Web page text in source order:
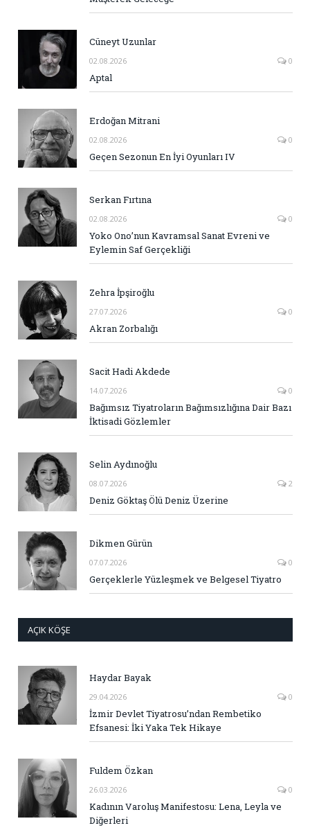
Cüneyt Uzunlar
02.08.2026 0
Aptal
Erdoğan Mitrani
02.08.2026 0
Geçen Sezonun En İyi Oyunları IV
Serkan Fırtına
02.08.2026 0
Yoko Ono’nun Kavramsal Sanat Evreni ve
Eylemin Saf Gerçekliği
Zehra İpşiroğlu
27.07.2026 0
Akran Zorbalığı
Sacit Hadi Akdede
14.07.2026 0
Bağımsız Tiyatroların Bağımsızlığına Dair Bazı
İktisadi Gözlemler
Selin Aydınoğlu
08.07.2026 2
Deniz Göktaş Ölü Deniz Üzerine
Dikmen Gürün
07.07.2026 0
Gerçeklerle Yüzleşmek ve Belgesel Tiyatro
AÇIK KÖŞE
Haydar Bayak
29.04.2026 0
İzmir Devlet Tiyatrosu’ndan Rembetiko
Efsanesi: İki Yaka Tek Hikaye
Fuldem Özkan
26.03.2026 0
Kadının Varoluş Manifestosu: Lena, Leyla ve
Diğerleri